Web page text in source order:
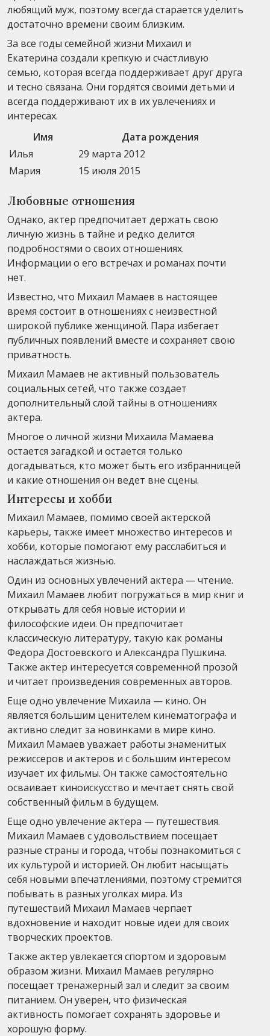
любящий муж, поэтому всегда старается уделить
достаточно времени своим близким.
За все годы семейной жизни Михаил и
Екатерина создали крепкую и счастливую
семью, которая всегда поддерживает друг друга
и тесно связана. Они гордятся своими детьми и
всегда поддерживают их в их увлечениях и
интересах.
Имя
Дата рождения
Илья
29 марта 2012
Мария
15 июля 2015
Любовные отношения
Однако, актер предпочитает держать свою
личную жизнь в тайне и редко делится
подробностями о своих отношениях.
Информации о его встречах и романах почти
нет.
Известно, что Михаил Мамаев в настоящее
время состоит в отношениях с неизвестной
широкой публике женщиной. Пара избегает
публичных появлений вместе и сохраняет свою
приватность.
Михаил Мамаев не активный пользователь
социальных сетей, что также создает
дополнительный слой тайны в отношениях
актера.
Многое о личной жизни Михаила Мамаева
остается загадкой и остается только
догадываться, кто может быть его избранницей
и какие отношения он ведет вне сцены.
Интересы и хобби
Михаил Мамаев, помимо своей актерской
карьеры, также имеет множество интересов и
хобби, которые помогают ему расслабиться и
наслаждаться жизнью.
Один из основных увлечений актера — чтение.
Михаил Мамаев любит погружаться в мир книг и
открывать для себя новые истории и
философские идеи. Он предпочитает
классическую литературу, такую как романы
Федора Достоевского и Александра Пушкина.
Также актер интересуется современной прозой
и читает произведения современных авторов.
Еще одно увлечение Михаила — кино. Он
является большим ценителем кинематографа и
активно следит за новинками в мире кино.
Михаил Мамаев уважает работы знаменитых
режиссеров и актеров и с большим интересом
изучает их фильмы. Он также самостоятельно
осваивает киноискусство и мечтает снять свой
собственный фильм в будущем.
Еще одно увлечение актера — путешествия.
Михаил Мамаев с удовольствием посещает
разные страны и города, чтобы познакомиться с
их культурой и историей. Он любит насыщать
себя новыми впечатлениями, поэтому стремится
побывать в разных уголках мира. Из
путешествий Михаил Мамаев черпает
вдохновение и находит новые идеи для своих
творческих проектов.
Также актер увлекается спортом и здоровым
образом жизни. Михаил Мамаев регулярно
посещает тренажерный зал и следит за своим
питанием. Он уверен, что физическая
активность помогает сохранять здоровье и
хорошую форму.